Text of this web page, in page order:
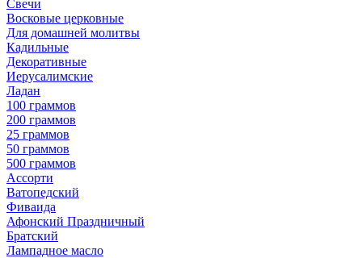
Свечи
Восковые церковные
Для домашней молитвы
Кадильные
Декоративные
Иерусалимские
Ладан
100 граммов
200 граммов
25 граммов
50 граммов
500 граммов
Ассорти
Ватопедский
Фиваида
Афонский Праздничный
Братский
Лампадное масло